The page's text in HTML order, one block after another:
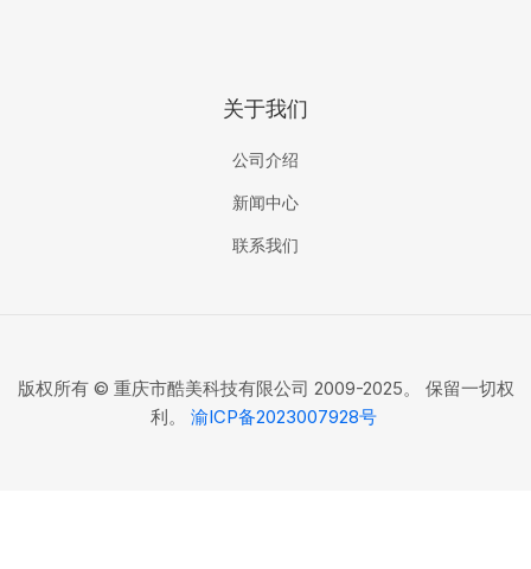
关于我们
公司介绍
新闻中心
联系我们
版权所有 © 重庆市酷美科技有限公司 2009-2025。 保留一切权
利。 渝ICP备2023007928号